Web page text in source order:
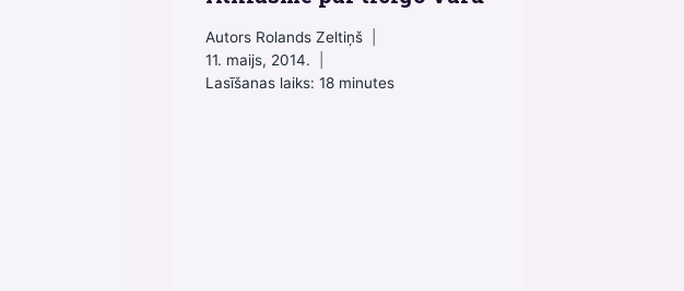
Autors Rolands Zeltiņš
11. maijs, 2014.
Lasīšanas laiks: 18 minutes